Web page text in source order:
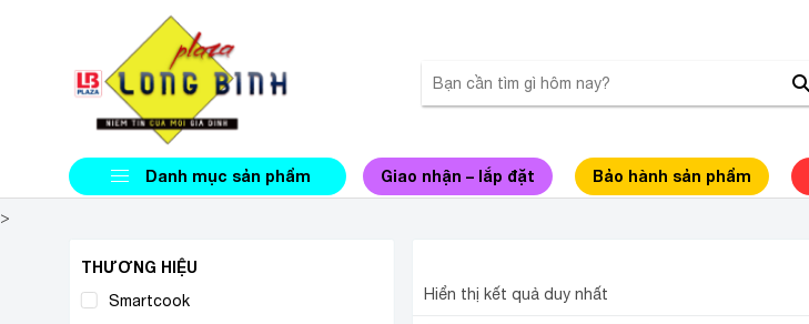
Danh mục sản phẩm Giao nhận – lắp đặt Bảo hành sản phẩm
>
Hiển thị kết quả duy nhất
THƯƠNG HIỆU
Smartcook